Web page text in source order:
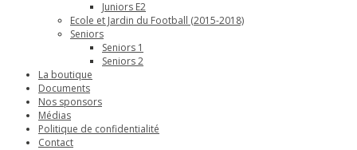
Juniors E2
Ecole et Jardin du Football (2015-2018)
Seniors
Seniors 1
Seniors 2
La boutique
Documents
Nos sponsors
Médias
Politique de confidentialité
Contact